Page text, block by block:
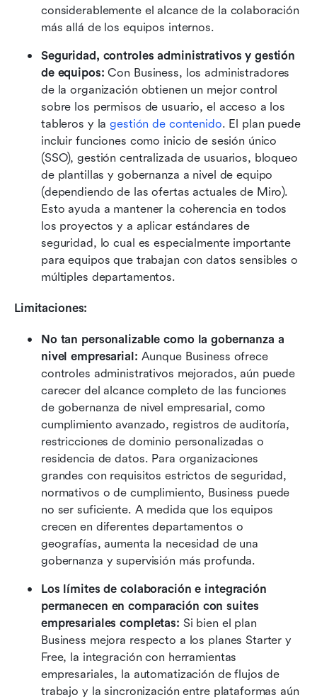
considerablemente el alcance de la colaboración
más allá de los equipos internos.
Seguridad, controles administrativos y gestión
de equipos: Con Business, los administradores
de la organización obtienen un mejor control
sobre los permisos de usuario, el acceso a los
tableros y la gestión de contenido. El plan puede
incluir funciones como inicio de sesión único
(SSO), gestión centralizada de usuarios, bloqueo
de plantillas y gobernanza a nivel de equipo
(dependiendo de las ofertas actuales de Miro).
Esto ayuda a mantener la coherencia en todos
los proyectos y a aplicar estándares de
seguridad, lo cual es especialmente importante
para equipos que trabajan con datos sensibles o
múltiples departamentos.
Limitaciones:
No tan personalizable como la gobernanza a
nivel empresarial: Aunque Business ofrece
controles administrativos mejorados, aún puede
carecer del alcance completo de las funciones
de gobernanza de nivel empresarial, como
cumplimiento avanzado, registros de auditoría,
restricciones de dominio personalizadas o
residencia de datos. Para organizaciones
grandes con requisitos estrictos de seguridad,
normativos o de cumplimiento, Business puede
no ser suficiente. A medida que los equipos
crecen en diferentes departamentos o
geografías, aumenta la necesidad de una
gobernanza y supervisión más profunda.
Los límites de colaboración e integración
permanecen en comparación con suites
empresariales completas: Si bien el plan
Business mejora respecto a los planes Starter y
Free, la integración con herramientas
empresariales, la automatización de flujos de
trabajo y la sincronización entre plataformas aún